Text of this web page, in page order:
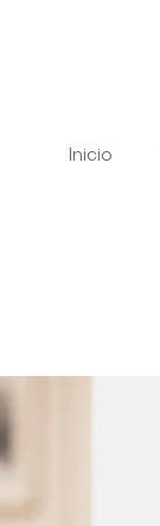
Inicio